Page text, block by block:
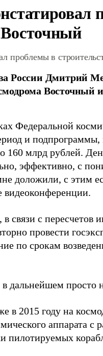
проблемы в
России Дмитрий
Восточный
Федеральной
и подпрограммы,
160 млрд рублей.
эффективно, с
доложили, с этим
связи с пересчетов
провести
по срокам
в дальнейшем просто
в 2015 году на
аппарата
пилотируемых